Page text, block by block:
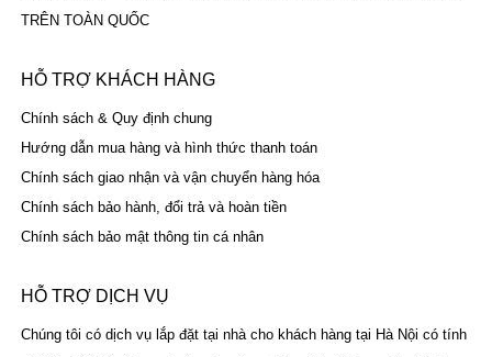
TRÊN TOÀN QUỐC
HỖ TRỢ KHÁCH HÀNG
Chính sách & Quy định chung
Hướng dẫn mua hàng và hình thức thanh toán
Chính sách giao nhận và vận chuyển hàng hóa
Chính sách bảo hành, đổi trả và hoàn tiền
Chính sách bảo mật thông tin cá nhân
HỖ TRỢ DỊCH VỤ
Chúng tôi có dịch vụ lắp đặt tại nhà cho khách hàng tại Hà Nội có tính